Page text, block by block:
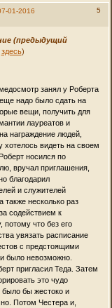
5
01-2016
(предыдущий
здесь)
занял у Роберта
надо было сдать на
вещи, получить для
лауреатов и
награждение людей,
хотелось видеть на своем
носился по
вручал приглашения,
благодарил
и служителей
также несколько раз
содействием к
потому что без его
увязать расписание
с предстоящими
было невозможно.
пригласил Теда. Затем
это чудо
было бы жестоко и
Потом Честера и,